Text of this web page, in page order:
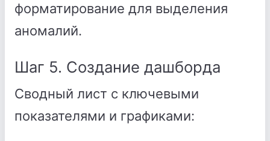
форматирование для выделения
аномалий.
Шаг 5. Создание дашборда
Сводный лист с ключевыми
показателями и графиками: